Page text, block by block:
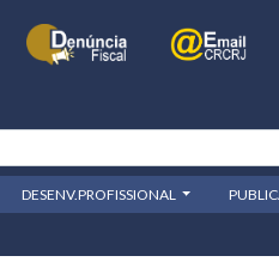
DESENV.PROFISSIONAL